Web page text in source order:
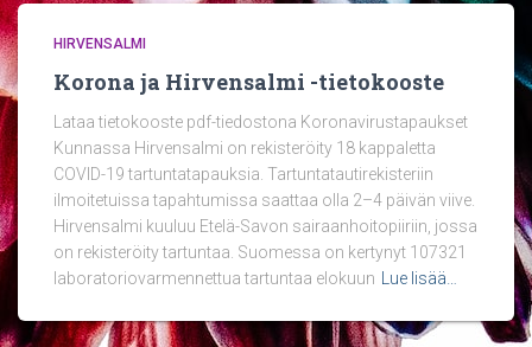
HIRVENSALMI
Korona ja Hirvensalmi -tietokooste
Lataa tietokooste pdf-tiedostona Koronavirustapaukset
Kunnassa Hirvensalmi on rekisteröity 18 kappaletta
COVID-19 tartuntatapauksia. Tartuntatautirekisteriin
ilmoitetuissa tapahtumissa saattaa olla 2–4 päivän viive.
Hirvensalmi kuuluu Etelä-Savon sairaanhoitopiiriin, jossa
on rekisteröity tartuntaa. Suomessa on kertynyt 107321
laboratoriovarmennettua tartuntaa elokuun
Lue lisää…